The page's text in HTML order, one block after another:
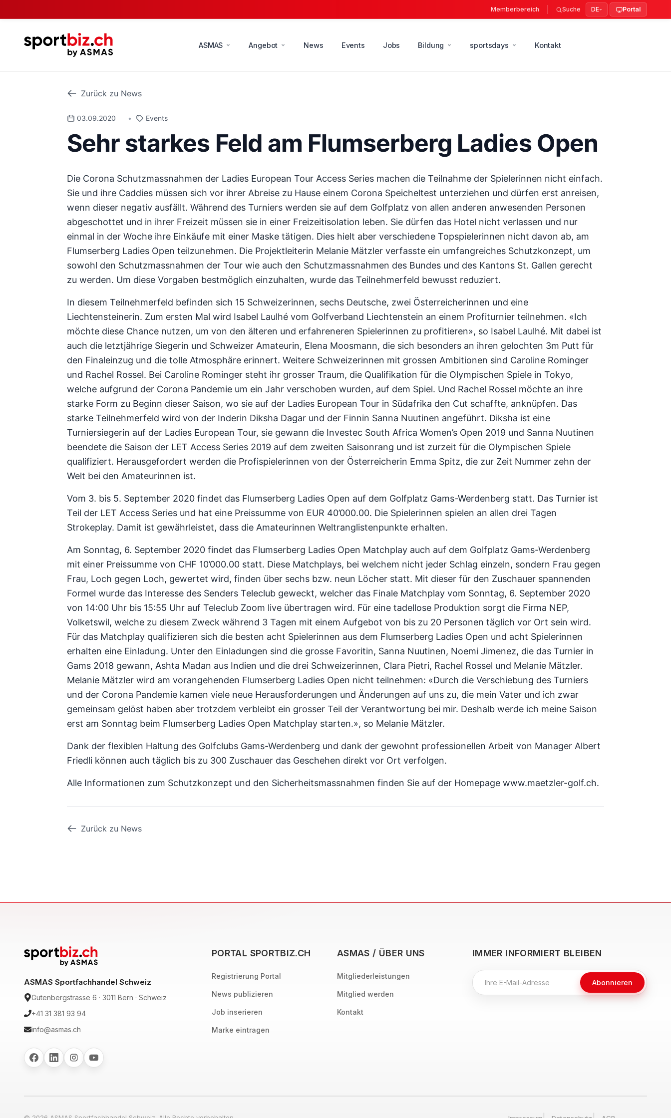
Memberbereich Suche DE Portal
ASMAS Angebot News Events Jobs Bildung sportsdays Kontakt
Zurück zu News
03.09.2020 • Events
Sehr starkes Feld am Flumserberg Ladies Open
Die Corona Schutzmassnahmen der Ladies European Tour Access Series machen die Teilnahme der Spielerinnen nicht einfach.
Sie und ihre Caddies müssen sich vor ihrer Abreise zu Hause einem Corona Speicheltest unterziehen und dürfen erst anreisen,
wenn dieser negativ ausfällt. Während des Turniers werden sie auf dem Golfplatz von allen anderen anwesenden Personen
abgeschottet und in ihrer Freizeit müssen sie in einer Freizeitisolation leben. Sie dürfen das Hotel nicht verlassen und nur
einmal in der Woche ihre Einkäufe mit einer Maske tätigen. Dies hielt aber verschiedene Topspielerinnen nicht davon ab, am
Flumserberg Ladies Open teilzunehmen. Die Projektleiterin Melanie Mätzler verfasste ein umfangreiches Schutzkonzept, um
sowohl den Schutzmassnahmen der Tour wie auch den Schutzmassnahmen des Bundes und des Kantons St. Gallen gerecht
zu werden. Um diese Vorgaben bestmöglich einzuhalten, wurde das Teilnehmerfeld bewusst reduziert.
In diesem Teilnehmerfeld befinden sich 15 Schweizerinnen, sechs Deutsche, zwei Österreicherinnen und eine
Liechtensteinerin. Zum ersten Mal wird Isabel Laulhé vom Golfverband Liechtenstein an einem Profiturnier teilnehmen. «Ich
möchte diese Chance nutzen, um von den älteren und erfahreneren Spielerinnen zu profitieren», so Isabel Laulhé. Mit dabei ist
auch die letztjährige Siegerin und Schweizer Amateurin, Elena Moosmann, die sich besonders an ihren gelochten 3m Putt für
den Finaleinzug und die tolle Atmosphäre erinnert. Weitere Schweizerinnen mit grossen Ambitionen sind Caroline Rominger
und Rachel Rossel. Bei Caroline Rominger steht ihr grosser Traum, die Qualifikation für die Olympischen Spiele in Tokyo,
welche aufgrund der Corona Pandemie um ein Jahr verschoben wurden, auf dem Spiel. Und Rachel Rossel möchte an ihre
starke Form zu Beginn dieser Saison, wo sie auf der Ladies European Tour in Südafrika den Cut schaffte, anknüpfen. Das
starke Teilnehmerfeld wird von der Inderin Diksha Dagar und der Finnin Sanna Nuutinen angeführt. Diksha ist eine
Turniersiegerin auf der Ladies European Tour, sie gewann die Investec South Africa Women’s Open 2019 und Sanna Nuutinen
beendete die Saison der LET Access Series 2019 auf dem zweiten Saisonrang und ist zurzeit für die Olympischen Spiele
qualifiziert. Herausgefordert werden die Profispielerinnen von der Österreicherin Emma Spitz, die zur Zeit Nummer zehn der
Welt bei den Amateurinnen ist.
Vom 3. bis 5. September 2020 findet das Flumserberg Ladies Open auf dem Golfplatz Gams-Werdenberg statt. Das Turnier ist
Teil der LET Access Series und hat eine Preissumme von EUR 40’000.00. Die Spielerinnen spielen an allen drei Tagen
Strokeplay. Damit ist gewährleistet, dass die Amateurinnen Weltranglistenpunkte erhalten.
Am Sonntag, 6. September 2020 findet das Flumserberg Ladies Open Matchplay auch auf dem Golfplatz Gams-Werdenberg
mit einer Preissumme von CHF 10’000.00 statt. Diese Matchplays, bei welchem nicht jeder Schlag einzeln, sondern Frau gegen
Frau, Loch gegen Loch, gewertet wird, finden über sechs bzw. neun Löcher statt. Mit dieser für den Zuschauer spannenden
Formel wurde das Interesse des Senders Teleclub geweckt, welcher das Finale Matchplay vom Sonntag, 6. September 2020
von 14:00 Uhr bis 15:55 Uhr auf Teleclub Zoom live übertragen wird. Für eine tadellose Produktion sorgt die Firma NEP,
Volketswil, welche zu diesem Zweck während 3 Tagen mit einem Aufgebot von bis zu 20 Personen täglich vor Ort sein wird.
Für das Matchplay qualifizieren sich die besten acht Spielerinnen aus dem Flumserberg Ladies Open und acht Spielerinnen
erhalten eine Einladung. Unter den Einladungen sind die grosse Favoritin, Sanna Nuutinen, Noemi Jimenez, die das Turnier in
Gams 2018 gewann, Ashta Madan aus Indien und die drei Schweizerinnen, Clara Pietri, Rachel Rossel und Melanie Mätzler.
Melanie Mätzler wird am vorangehenden Flumserberg Ladies Open nicht teilnehmen: «Durch die Verschiebung des Turniers
und der Corona Pandemie kamen viele neue Herausforderungen und Änderungen auf uns zu, die mein Vater und ich zwar
gemeinsam gelöst haben aber trotzdem verbleibt ein grosser Teil der Verantwortung bei mir. Deshalb werde ich meine Saison
erst am Sonntag beim Flumserberg Ladies Open Matchplay starten.», so Melanie Mätzler.
Dank der flexiblen Haltung des Golfclubs Gams-Werdenberg und dank der gewohnt professionellen Arbeit von Manager Albert
Friedli können auch täglich bis zu 300 Zuschauer das Geschehen direkt vor Ort verfolgen.
Alle Informationen zum Schutzkonzept und den Sicherheitsmassnahmen finden Sie auf der Homepage www.maetzler-golf.ch.
Zurück zu News
ASMAS Sportfachhandel Schweiz
Gutenbergstrasse 6 · 3011 Bern · Schweiz
+41 31 381 93 94
info@asmas.ch
PORTAL SPORTBIZ.CH
Registrierung Portal
News publizieren
Job inserieren
Marke eintragen
ASMAS / ÜBER UNS
Mitgliederleistungen
Mitglied werden
Kontakt
IMMER INFORMIERT BLEIBEN
Abonnieren